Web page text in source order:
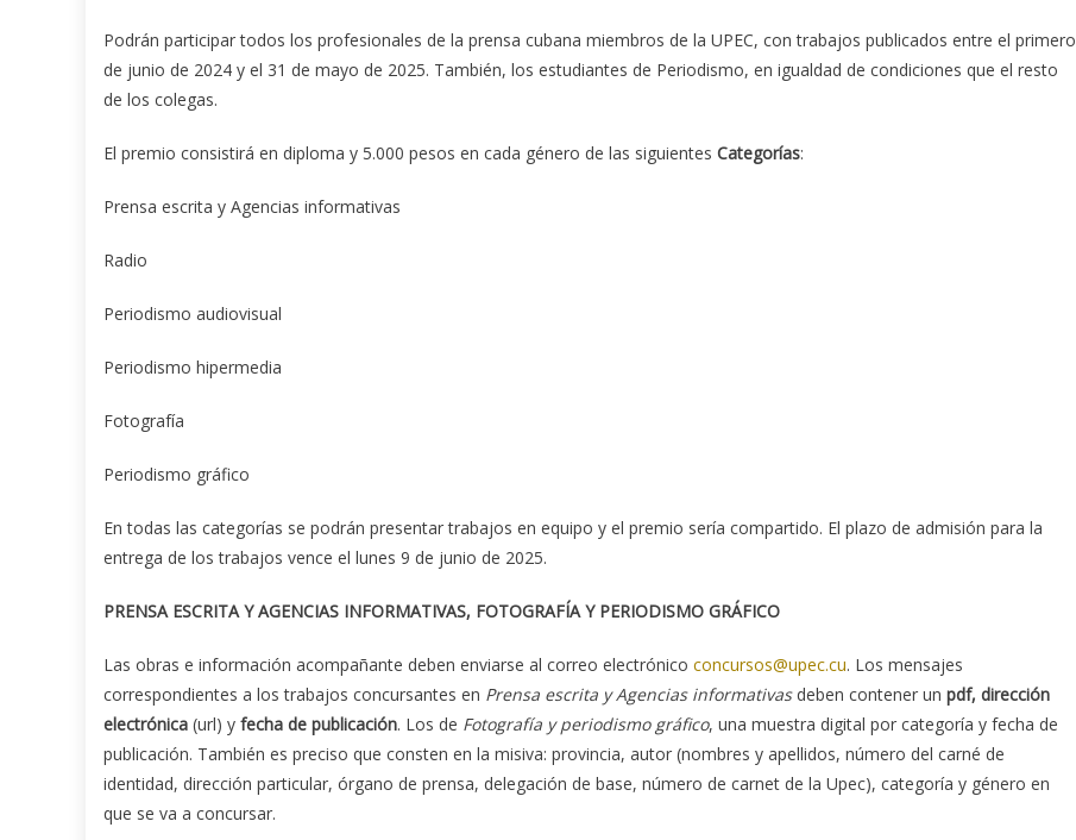
Podrán participar todos los profesionales de la prensa cubana miembros de la UPEC, con trabajos publicados entre el primero
de junio de 2024 y el 31 de mayo de 2025. También, los estudiantes de Periodismo, en igualdad de condiciones que el resto
de los colegas.
El premio consistirá en diploma y 5.000 pesos en cada género de las siguientes Categorías:
Prensa escrita y Agencias informativas
Radio
Periodismo audiovisual
Periodismo hipermedia
Fotografía
Periodismo gráfico
En todas las categorías se podrán presentar trabajos en equipo y el premio sería compartido. El plazo de admisión para la
entrega de los trabajos vence el lunes 9 de junio de 2025.
PRENSA ESCRITA Y AGENCIAS INFORMATIVAS, FOTOGRAFÍA Y PERIODISMO GRÁFICO
Las obras e información acompañante deben enviarse al correo electrónico concursos@upec.cu. Los mensajes
correspondientes a los trabajos concursantes en Prensa escrita y Agencias informativasdeben contener un pdf, dirección
electrónica (url) y fecha de publicación. Los de Fotografía y periodismo gráfico, una muestra digital por categoría y fecha de
publicación. También es preciso que consten en la misiva: provincia, autor (nombres y apellidos, número del carné de
identidad, dirección particular, órgano de prensa, delegación de base, número de carnet de la Upec), categoría y género en
que se va a concursar.